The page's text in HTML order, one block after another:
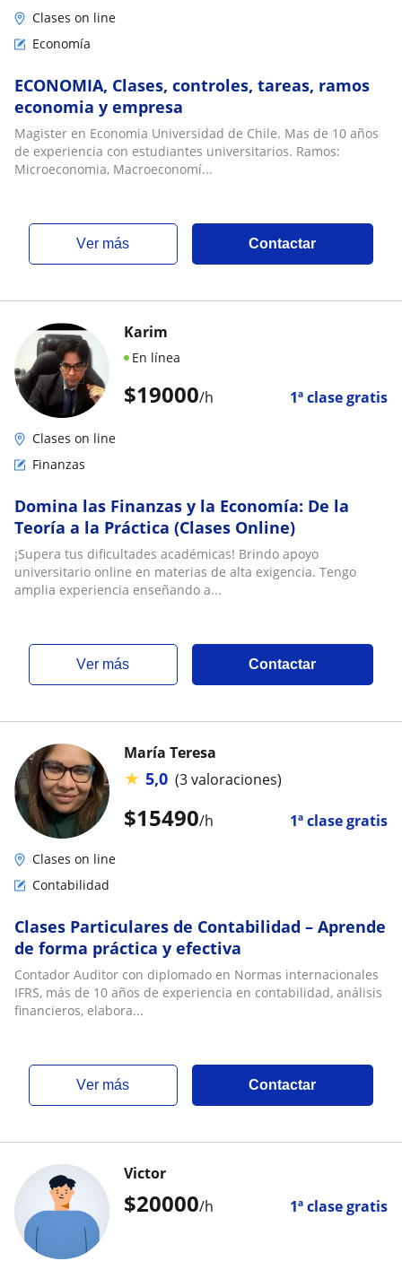
Clases on line
Economía
ECONOMIA, Clases, controles, tareas, ramos
economia y empresa
Magister en Economia Universidad de Chile. Mas de 10 años
de experiencia con estudiantes universitarios. Ramos:
Microeconomia, Macroeconomí...
ver más Contactar
$19000/h 1ª clase gratis
Karim
En línea
Clases on line
Finanzas
Domina las Finanzas y la Economía: De la
Teoría a la Práctica (Clases Online)
¡Supera tus dificultades académicas! Brindo apoyo
universitario online en materias de alta exigencia. Tengo
amplia experiencia enseñando a...
ver más Contactar
$15490/h 1ª clase gratis
María Teresa
★ 5,0 (3 valoraciones)
Clases on line
Contabilidad
Clases Particulares de Contabilidad – Aprende
de forma práctica y efectiva
Contador Auditor con diplomado en Normas internacionales
IFRS, más de 10 años de experiencia en contabilidad, análisis
financieros, elabora...
ver más Contactar
$20000/h 1ª clase gratis
Victor